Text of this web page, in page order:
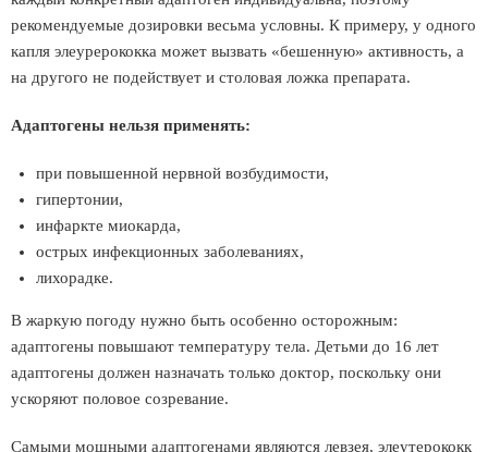
рекомендуемые дозировки весьма условны. К примеру, у одного
капля элеуpеpококка может вызвать «бешенную» активность, а
на другого не подействует и столовая ложка препарата.
Адаптогены нельзя применять:
при повышенной нервной возбудимости,
гипертонии,
инфаркте миокарда,
острых инфекционных заболеваниях,
лихорадке.
В жаркую погоду нужно быть особенно осторожным:
адаптогены повышают температуру тела. Детьми до 16 лет
адаптогены должен назначать только доктор, поскольку они
ускоряют половое созревание.
Самыми мощными адаптогенами являются левзея, элеутеpококк